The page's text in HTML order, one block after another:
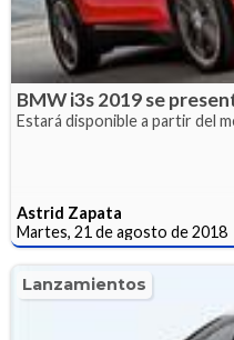
BMW i3s 2019 se
Estará disponible a partir del
Astrid Zapata
Martes, 21 de agosto de 2018
Lanzamientos